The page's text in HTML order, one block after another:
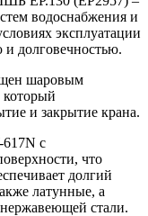
водоснабжения и
эксплуатации
и долговечностью.
шаровым
и закрытие крана.
617N с
что
долгий
латунные, а
стали.